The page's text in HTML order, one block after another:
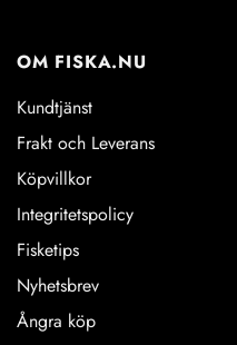
OM FISKA.NU
Kundtjänst
Frakt och Leverans
Köpvillkor
Integritetspolicy
Fisketips
Nyhetsbrev
Ångra köp